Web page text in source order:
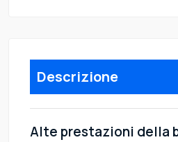
Descrizione
Alte prestazioni della